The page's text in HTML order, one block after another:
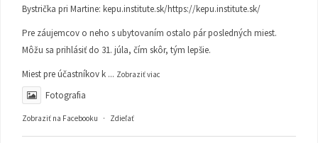
Bystrička pri Martine: kepu.institute.sk/https://kepu.institute.sk/
Pre záujemcov o neho s ubytovaním ostalo pár posledných miest.
Môžu sa prihlásiť do 31. júla, čím skôr, tým lepšie.
Miest pre účastníkov k ... Zobraziť viac
Fotografia
Zobraziť na Facebooku · Zdieľať